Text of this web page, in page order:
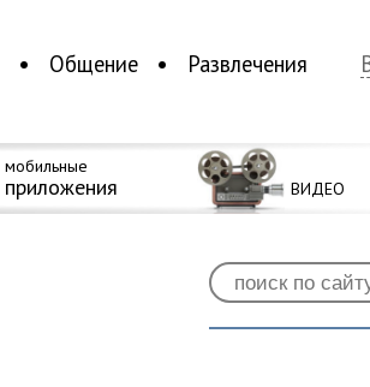
Общение Развлечения
мобильные
приложения ВИДЕО